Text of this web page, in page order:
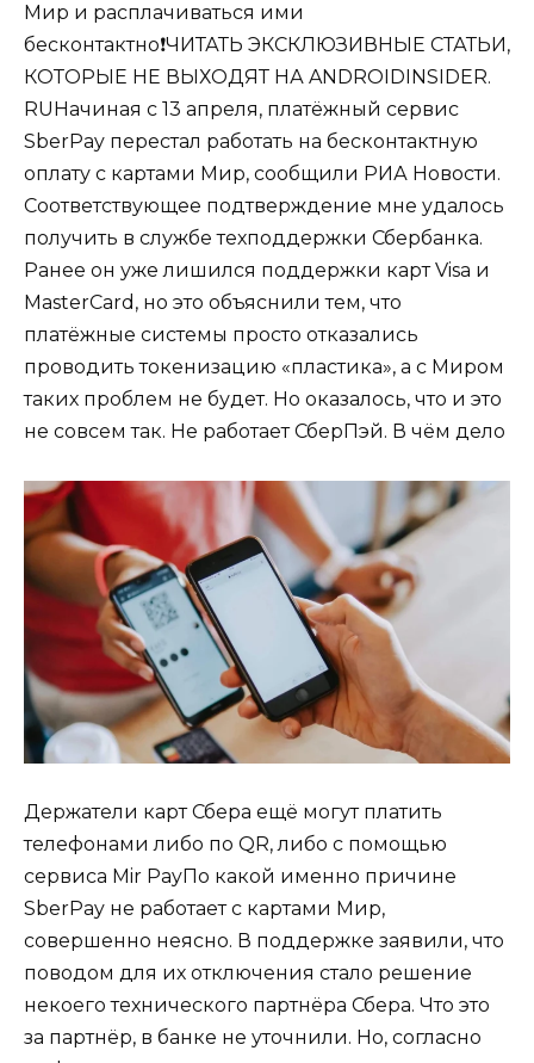
Мир и расплачиваться ими
бесконтактно❗️ЧИТАТЬ ЭКСКЛЮЗИВНЫЕ СТАТЬИ,
КОТОРЫЕ НЕ ВЫХОДЯТ НА ANDROIDINSIDER.
RUНачиная с 13 апреля, платёжный сервис
SberPay перестал работать на бесконтактную
оплату с картами Мир, сообщили РИА Новости.
Соответствующее подтверждение мне удалось
получить в службе техподдержки Сбербанка.
Ранее он уже лишился поддержки карт Visa и
MasterCard, но это объяснили тем, что
платёжные системы просто отказались
проводить токенизацию «пластика», а с Миром
таких проблем не будет. Но оказалось, что и это
не совсем так. Не работает СберПэй. В чём дело
Держатели карт Сбера ещё могут платить
телефонами либо по QR, либо с помощью
сервиса Mir PayПо какой именно причине
SberPay не работает с картами Мир,
совершенно неясно. В поддержке заявили, что
поводом для их отключения стало решение
некоего технического партнёра Сбера. Что это
за партнёр, в банке не уточнили. Но, согласно